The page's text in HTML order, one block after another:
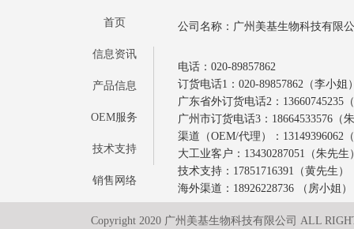
首页
信息资讯
产品信息
OEM服务
技术支持
销售网络
公司名称：广州美基生物科技有限
电话：020-89857862
订货电话1：020-89857862（李小姐
广东省外订货电话2：13660745235
广州市订货电话3：18664533576（
渠道（OEM/代理）：13149396062
大工业客户：13430287051（朱先生
技术支持：17851716391（黄先生）
海外渠道：18926228736 （房小姐）
Copyright 2020 广州美基生物科技有限公司 ALL